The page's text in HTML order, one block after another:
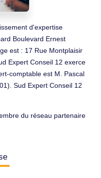
d'expertise
Boulevard Ernest
est : 17 Rue Montplaisir
Expert Conseil 12 exerce
comptable est M. Pascal
Sud Expert Conseil 12
du réseau partenaire